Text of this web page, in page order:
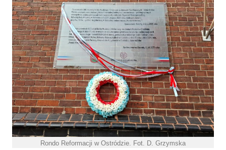
Rondo Reformacji w Ostródzie. Fot. D. Grzymska